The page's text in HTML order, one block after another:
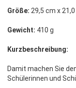
Größe: 29,5 cm x
Gewicht: 410 g
Kurzbeschreibung:
Damit machen Sie
Schülerinnen und